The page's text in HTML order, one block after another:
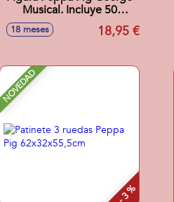
Musical. Incluye 50
Canciones.
25,40x17,80x10,20 cm
18 meses 18,95 €
NOVEDAD
- 3 %